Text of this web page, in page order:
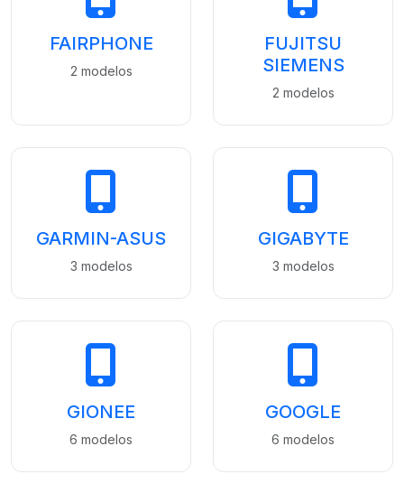
FAIRPHONE
2 modelos
FUJITSU
SIEMENS
2 modelos
GARMIN-ASUS
3 modelos
GIGABYTE
3 modelos
GIONEE
6 modelos
GOOGLE
6 modelos